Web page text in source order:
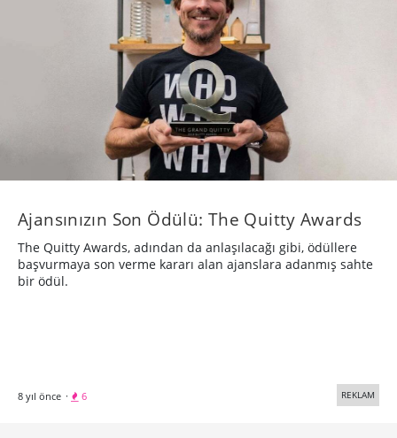
Ajansınızın Son Ödülü: The Quitty Awards
The Quitty Awards, adından da anlaşılacağı gibi, ödüllere
başvurmaya son verme kararı alan ajanslara adanmış sahte
bir ödül.
8 yıl önce · 6 REKLAM